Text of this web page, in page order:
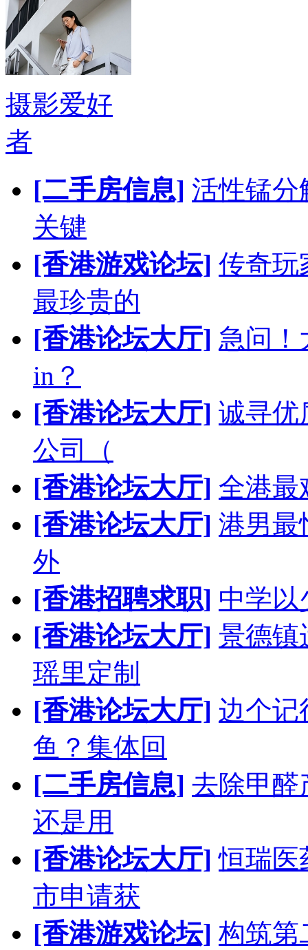
摄影爱好
者
[二手房信息] 活性锰分
关键
[香港游戏论坛] 传奇玩
最珍贵的
[香港论坛大厅] 急问！
in？
[香港论坛大厅] 诚寻优
公司（
[香港论坛大厅] 全港最
[香港论坛大厅] 港男最
外
[香港招聘求职] 中学以
[香港论坛大厅] 景德镇
瑶里定制
[香港论坛大厅] 边个记
鱼？集体回
[二手房信息] 去除甲醛
还是用
[香港论坛大厅] 恒瑞医
市申请获
[香港游戏论坛] 构筑第